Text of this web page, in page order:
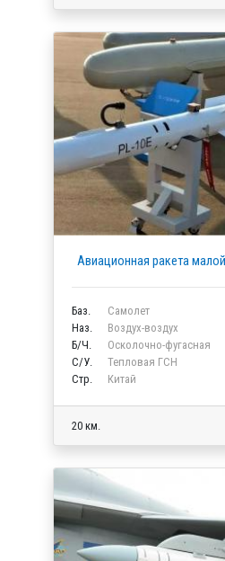
Авиационная ракета
Баз.
Самолет
Наз.
Воздух-воздух
Б/Ч.
Осколочно-фугасная
C/У.
Тепловая ГСН
Стр.
Китай
20 км.